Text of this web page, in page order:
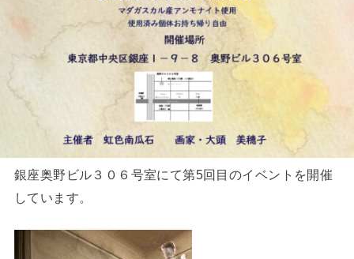
銀座奥野ビル３０６号室にて第5回目のイベントを開催
しています。